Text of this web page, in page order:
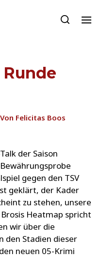
Runde
Von Felicitas Boos
der Saison
gegen den TSV
geklärt, der Kader
zu stehen, unsere
Heatmap spricht
wir über die
den Stadien dieser
neuen 05-Krimi